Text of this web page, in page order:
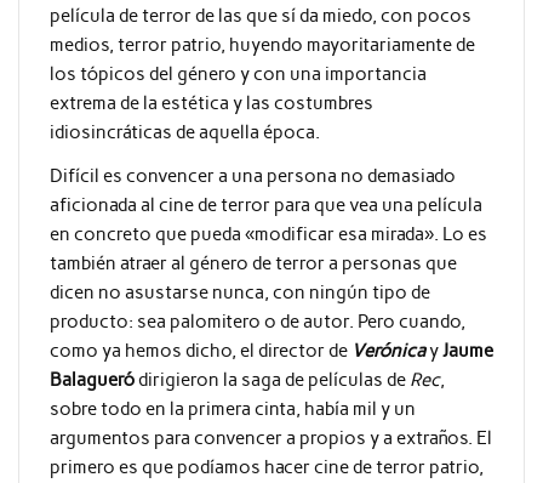
película de terror de las que sí da miedo, con pocos
medios, terror patrio, huyendo mayoritariamente de
los tópicos del género y con una importancia
extrema de la estética y las costumbres
idiosincráticas de aquella época.
Difícil es convencer a una persona no demasiado
aficionada al cine de terror para que vea una película
en concreto que pueda «modificar esa mirada». Lo es
también atraer al género de terror a personas que
dicen no asustarse nunca, con ningún tipo de
producto: sea palomitero o de autor. Pero cuando,
como ya hemos dicho, el director de VerónicayJaume
Balagueródirigieron la saga de películas deRec,
sobre todo en la primera cinta, había mil y un
argumentos para convencer a propios y a extraños. El
primero es que podíamos hacer cine de terror patrio,